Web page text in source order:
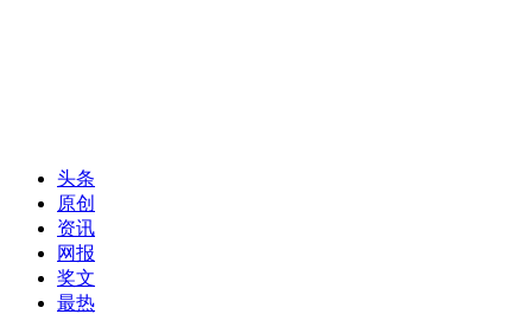
头条
原创
资讯
网报
奖文
最热